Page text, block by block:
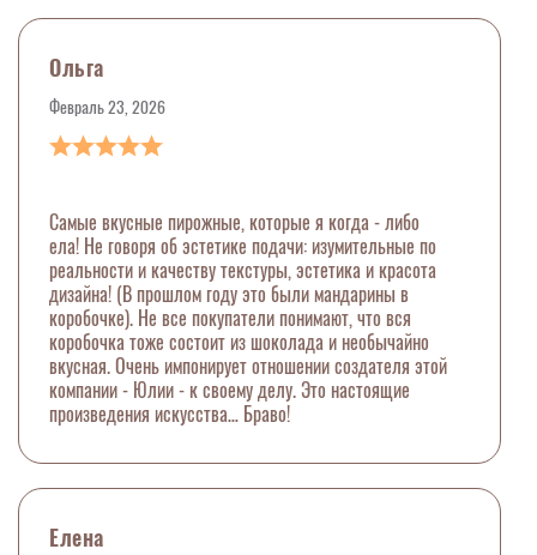
Ольга
Февраль 23, 2026
Самые вкусные пирожные, которые я когда - либо
ела! Не говоря об эстетике подачи: изумительные по
реальности и качеству текстуры, эстетика и красота
дизайна! (В прошлом году это были мандарины в
коробочке). Не все покупатели понимают, что вся
коробочка тоже состоит из шоколада и необычайно
вкусная. Очень импонирует отношении создателя этой
компании - Юлии - к своему делу. Это настоящие
произведения искусства… Браво!
Елена